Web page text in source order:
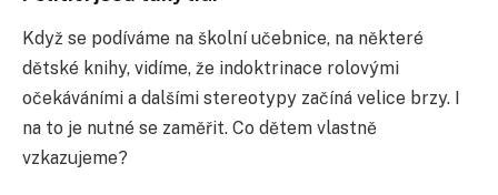
Když se podíváme na školní učebnice, na některé
dětské knihy, vidíme, že indoktrinace rolovými
očekáváními a dalšími stereotypy začíná velice brzy. I
na to je nutné se zaměřit. Co dětem vlastně
vzkazujeme?